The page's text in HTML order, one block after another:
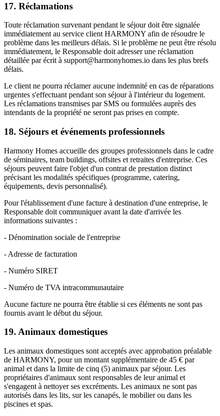
17. Réclamations
Toute réclamation survenant pendant le séjour doit être signalée
immédiatement au service client HARMONY afin de résoudre le
problème dans les meilleurs délais. Si le problème ne peut être résolu
immédiatement, le Responsable doit adresser une réclamation
détaillée par écrit à support@harmonyhomes.io dans les plus brefs
délais.
Le client ne pourra réclamer aucune indemnité en cas de réparations
urgentes s'effectuant pendant son séjour à l'intérieur du logement.
Les réclamations transmises par SMS ou formulées auprès des
intendants de la propriété ne seront pas prises en compte.
18. Séjours et événements professionnels
Harmony Homes accueille des groupes professionnels dans le cadre
de séminaires, team buildings, offsites et retraites d'entreprise. Ces
séjours peuvent faire l'objet d'un contrat de prestation distinct
précisant les modalités spécifiques (programme, catering,
équipements, devis personnalisé).
Pour l'établissement d'une facture à destination d'une entreprise, le
Responsable doit communiquer avant la date d'arrivée les
informations suivantes :
- Dénomination sociale de l'entreprise
- Adresse de facturation
- Numéro SIRET
- Numéro de TVA intracommunautaire
Aucune facture ne pourra être établie si ces éléments ne sont pas
fournis avant le début du séjour.
19. Animaux domestiques
Les animaux domestiques sont acceptés avec approbation préalable
de HARMONY, pour un montant supplémentaire de 45 € par
animal et dans la limite de cinq (5) animaux par séjour. Les
propriétaires d'animaux sont responsables de leur animal et
s'engagent à nettoyer ses excréments. Les animaux ne sont pas
autorisés dans les lits, sur les canapés, le mobilier ou dans les
piscines et spas.